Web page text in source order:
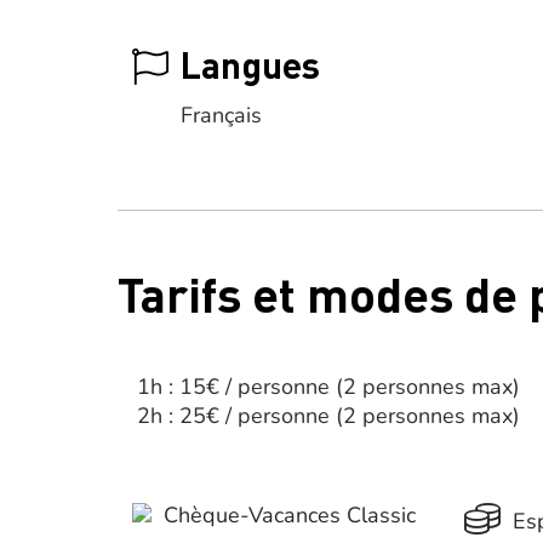
Langues
Français
Tarifs et modes de
1h : 15€ / personne (2 personnes max)
2h : 25€ / personne (2 personnes max)
Chèque-Vacances Classic